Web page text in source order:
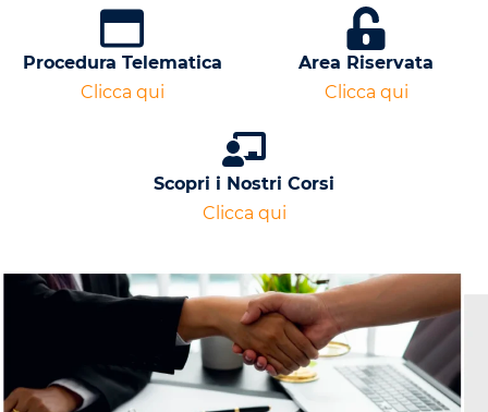
Procedura Telematica
Clicca qui
Area Riservata
Clicca qui
Scopri i Nostri Corsi
Clicca qui